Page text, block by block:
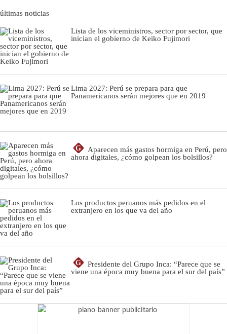
últimas noticias
Lista de los viceministros, sector por sector, que
inician el gobierno de Keiko Fujimori
Lima 2027: Perú se prepara para que
Panamericanos serán mejores que en 2019
G
Aparecen más gastos hormiga en Perú, pero
ahora digitales, ¿cómo golpean los bolsillos?
Los productos peruanos más pedidos en el
extranjero en los que va del año
G
Presidente del Grupo Inca: “Parece que se
viene una época muy buena para el sur del país”